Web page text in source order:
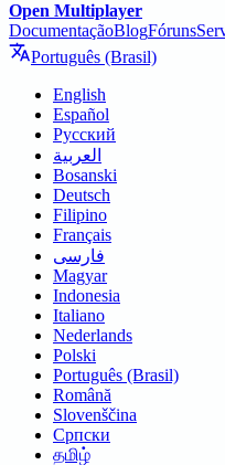
Open Multiplayer
DocumentaçãoBlogFóruns
Português (Brasil)
English
Español
Русский
العربية
Bosanski
Deutsch
Filipino
Français
فارسی
Magyar
Indonesia
Italiano
Nederlands
Polski
Português (Brasil)
Română
Slovenščina
Српски
தமிழ்